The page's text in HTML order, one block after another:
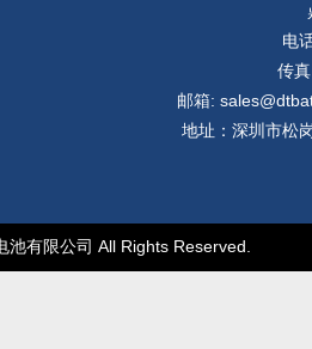
电
传
邮箱:
地址：深圳市松
有限公司 All Rights Reserved.